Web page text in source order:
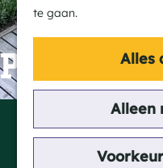
te gaan.
Alles
Alleen
d
e
h
o
Kerkstraat 18
5541 EM Reusel